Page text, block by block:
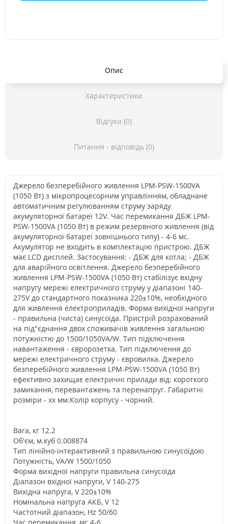
Опис
Характеристики
Відгуки (0)
Питання - відповідь (0)
Джерело безперебійного живлення LPM-PSW-1500VA
(1050 Вт) з мікропроцесорним управлінням, обладнане
автоматичним регулюванням струму заряду
акумуляторної батареї 12V. Час перемикання ДБЖ LPM-
PSW-1500VA (1050 Вт) в режим резервного живлення (від
акумуляторної батареї зовнішнього типу) - 4-6 мс.
Акумулятор не входить в комплектацію пристрою. ДБЖ
має LCD дисплей. Застосування: - ДБЖ для котла; - ДБЖ
для аварійного освітлення. Джерело безперебійного
живлення LPM-PSW-1500VA (1050 Вт) стабілізує вхідну
напругу мережі електричного струму у діапазоні 140-
275V до стандартного показника 220±10%, необхідного
для живлення електроприладів. Форма вихідної напруги
- правильна (чиста) синусоїда. Пристрій розрахований
на під"єднання двох споживачів живлення загальною
потужністю до 1500/1050VA/W. Тип підключення
навантаження - євророзетка. Тип підключення до
мережі електричного струму - євровилка. Джерело
безперебійного живлення LPM-PSW-1500VA (1050 Вт)
ефективно захищає електричні прилади від: короткого
замикання, перевантажень та перенапруг. Габаритні
розміри - хх мм.Колір корпусу - чорний.
Вага, кг 12.2
Об'єм, м.куб 0.008874
Тип лінійно-інтерактивний з правильною синусоїдою
Потужність, VA/W 1500/1050
Форма вихідної напруги правильна синусоїда
Діапазон вхідної напруги, V 140-275
Вихідна напруга, V 220±10%
Номінальна напруга АКБ, V 12
Частотний діапазон, Hz 50/60